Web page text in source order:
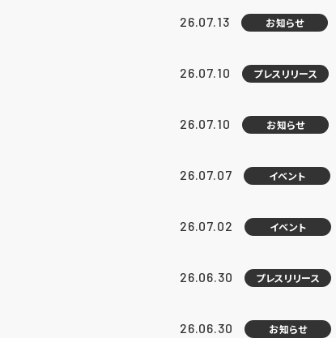
26.07.13 お知らせ
26.07.10 プレスリリース
26.07.10 お知らせ
26.07.07 イベント
26.07.02 イベント
26.06.30 プレスリリース
26.06.30 お知らせ